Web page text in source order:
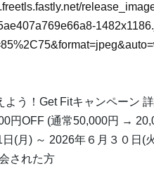
よう！Get Fitキャンペーン 詳
円OFF (通常50,000円 →
(月) ～ 2026年６月３０日(
された方